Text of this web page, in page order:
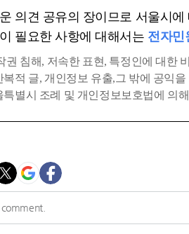
의견 공유의 장이므로 서울시
필요한 사항에 대해서는 전자민
권 침해, 저속한 표현, 특정인에 대한
적 글, 개인정보 유출,그 밖에 공익을
특별시 조례 및 개인정보보호법에 의